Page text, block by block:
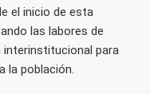
el inicio de esta
las labores de
interinstitucional para
la población.